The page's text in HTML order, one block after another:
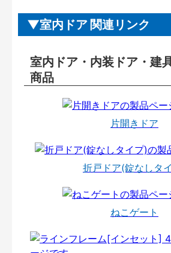
室内ドア 関連リンク
室内ドア・内装ドア・建
商品
片開きドア
折戸ドア(錠なしタ
ねこゲート